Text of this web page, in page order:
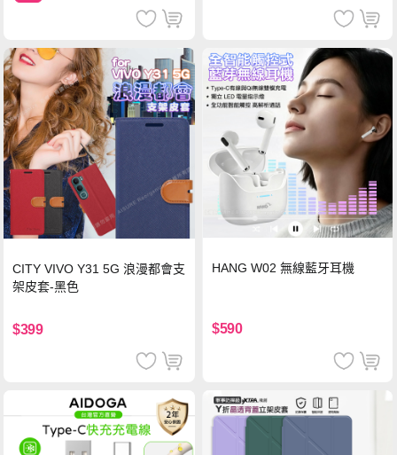
CITY VIVO Y31 5G 浪漫都會支
架皮套-黑色
$399
HANG W02 無線藍牙耳機
$590